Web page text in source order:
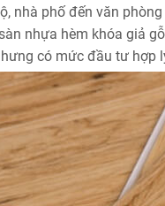
nhà phố đến văn
nhựa hèm khóa giả
có mức đầu tư hợp